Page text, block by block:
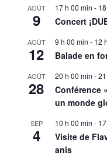
AOÛT
9
17 h 00 min -
Concert
AOÛT
12
9 h 00 min - 12
Balade en
AOÛT
28
20 h 00 min -
Conférence
un monde
SEP
4
10 h 00 min -
Visite de
anis